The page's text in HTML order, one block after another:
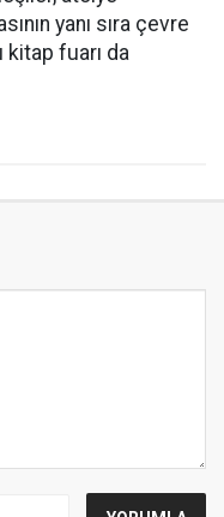
yanı sıra çevre
kitap fuarı da